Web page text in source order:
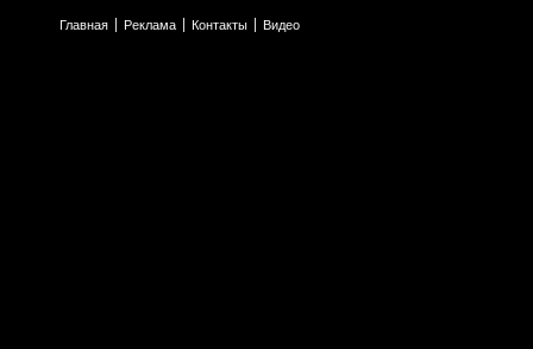
Главная Реклама Контакты Видео